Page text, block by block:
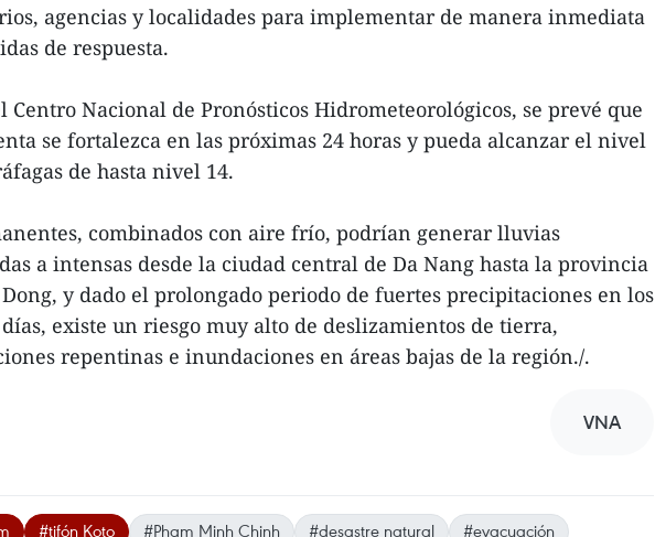
agencias y localidades para implementar de manera inmediata
de respuesta.
Centro Nacional de Pronósticos Hidrometeorológicos, se prevé que
se fortalezca en las próximas 24 horas y pueda alcanzar el nivel
de hasta nivel 14.
combinados con aire frío, podrían generar lluvias
a intensas desde la ciudad central de Da Nang hasta la provincia
y dado el prolongado periodo de fuertes precipitaciones en los
existe un riesgo muy alto de deslizamientos de tierra,
repentinas e inundaciones en áreas bajas de la región./.
VNA
#tifón Koto #Pham Minh Chinh #desastre natural
#evacuación